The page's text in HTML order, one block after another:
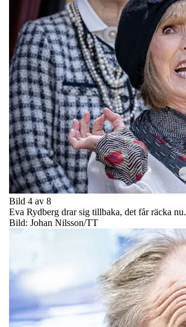
Bild 4 av 8
Eva Rydberg drar sig tillbaka, det får räcka nu.
Bild: Johan Nilsson/TT